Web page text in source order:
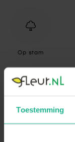
Toestemming
Op stam